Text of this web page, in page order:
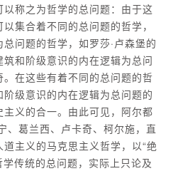
称之为哲学的总问题：由于这
集合着不同的总问题的哲学，
问题的哲学，如罗莎·卢森堡的
和阶级意识的内在逻辑为总问
在这些有着不同的总问题的哲
级意识的内在逻辑为总问题的
义的合一。由此可见，阿尔都
、葛兰西、卢卡奇、柯尔施，直
主义的马克思主义哲学，以“绝
学传统的总问题，实际上只论及